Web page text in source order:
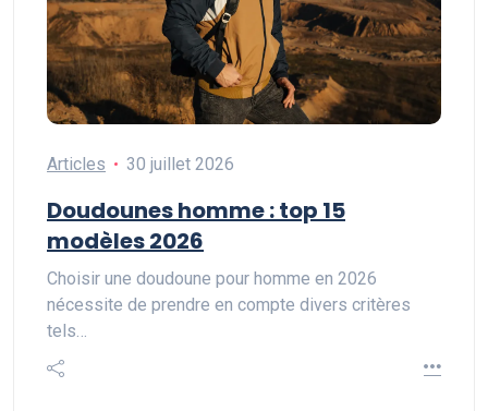
Articles 30 juillet 2026
Doudounes homme : top 15
modèles 2026
Choisir une doudoune pour homme en 2026
nécessite de prendre en compte divers critères
tels…